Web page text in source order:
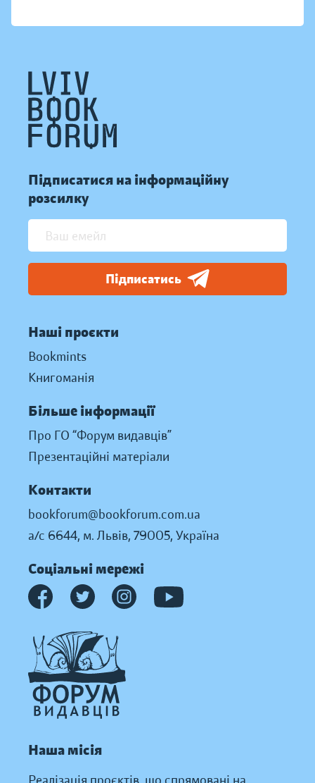
Підписатися на інформаційну
розсилку
Підписатись
Наші проєкти
Bookmints
Книгоманія
Більше інформації
Про ГО “Форум видавців”
Презентаційні матеріали
Контакти
bookforum@bookforum.com.ua
а/с 6644, м. Львів, 79005, Україна
Соціальні мережі
Наша місія